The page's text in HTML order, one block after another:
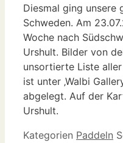
Diesmal ging unsere
Schweden. Am
Woche nach
Urshult. Bilder von
unsortierte Liste
ist unter ‚Walbi
abgelegt. Auf der
Urshult.
Kategorien Paddeln